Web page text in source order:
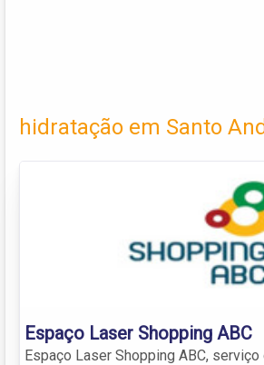
hidratação em Santo
Espaço Laser Shopping ABC
Espaço Laser Shopping ABC,